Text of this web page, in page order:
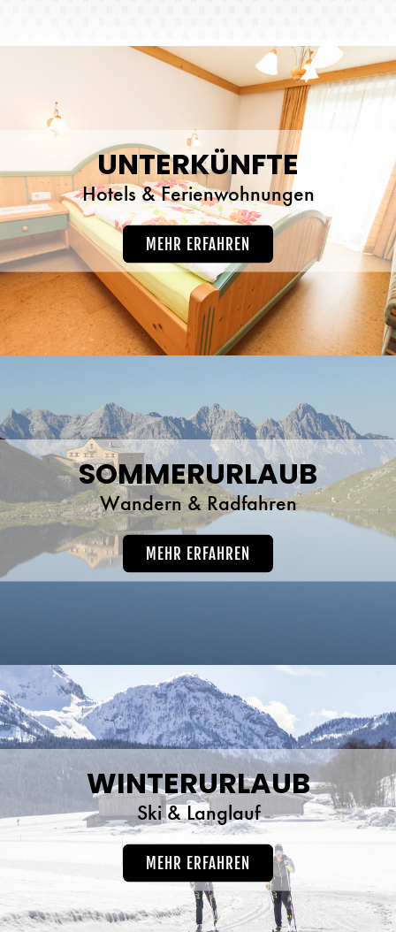
UNTERKÜNFTE
Hotels & Ferienwohnungen
MEHR ERFAHREN
SOMMERURLAUB
Wandern & Radfahren
MEHR ERFAHREN
WINTERURLAUB
Ski & Langlauf
MEHR ERFAHREN